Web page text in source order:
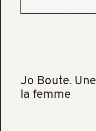
Jo Boute.
la femme